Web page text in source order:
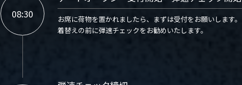
08:30
お席に荷物を置かれましたら、まずは受付をお願いします。
着替えの前に弾速チェックをお勧めいたします。